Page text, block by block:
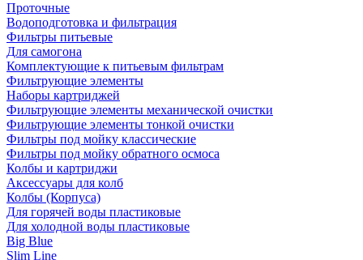
Проточные
Водоподготовка и фильтрация
Фильтры питьевые
Для самогона
Комплектующие к питьевым фильтрам
Фильтрующие элементы
Наборы картриджей
Фильтрующие элементы механической очистки
Фильтрующие элементы тонкой очистки
Фильтры под мойку классические
Фильтры под мойку обратного осмоса
Колбы и картриджи
Аксессуары для колб
Колбы (Корпуса)
Для горячей воды пластиковые
Для холодной воды пластиковые
Big Blue
Slim Line